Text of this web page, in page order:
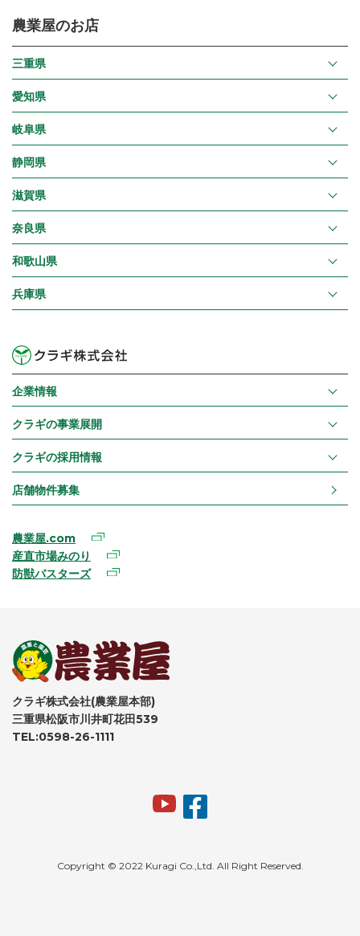
農業屋のお店
三重県
愛知県
岐阜県
静岡県
滋賀県
奈良県
和歌山県
兵庫県
企業情報
クラギの事業展開
クラギの採用情報
店舗物件募集
農業屋.com
産直市場みのり
防獣バスターズ
クラギ株式会社(農業屋本部)
三重県松阪市川井町花田539
TEL:0598-26-1111
Copyright © 2022 Kuragi Co.,Ltd. All Right Reserved.